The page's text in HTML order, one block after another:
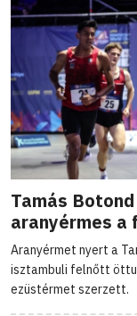
Tamás
aranyérmes a
Aranyérmet nyert a
isztambuli felnőtt
ezüstérmet szerzett.